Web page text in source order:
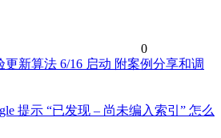
0
提示 “已发现 – 尚未编入索引” 怎么